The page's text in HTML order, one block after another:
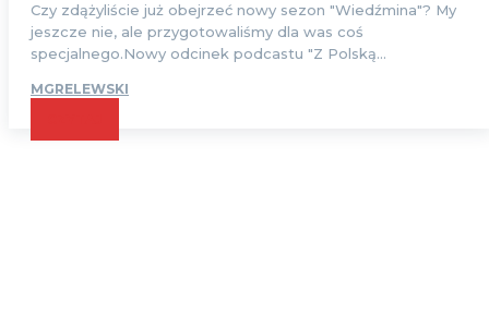
Czy zdążyliście już obejrzeć nowy sezon "Wiedźmina"? My
jeszcze nie, ale przygotowaliśmy dla was coś
specjalnego.Nowy odcinek podcastu "Z Polską...
MGRELEWSKI